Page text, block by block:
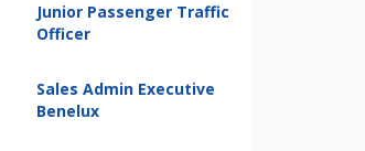
Junior Passenger Traffic
Officer
Sales Admin Executive
Benelux